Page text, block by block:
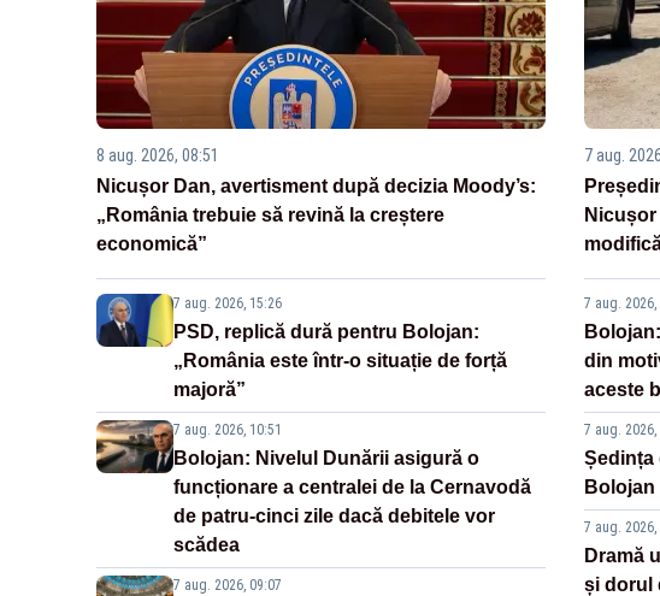
8 aug. 2026, 08:51
Nicușor Dan, avertisment după decizia Moody’s:
„România trebuie să revină la creștere
economică”
7 aug. 2026, 15:26
PSD, replică dură pentru Bolojan:
„România este într-o situație de forță
majoră”
7 aug. 2026, 10:51
Bolojan: Nivelul Dunării asigură o
funcționare a centralei de la Cernavodă
de patru-cinci zile dacă debitele vor
scădea
7 aug. 2026, 09:07
7 aug.
7 aug. 2026,
din
aceste
7 aug. 2026,
Ședința
7 aug. 2026,
Dramă
și dorul